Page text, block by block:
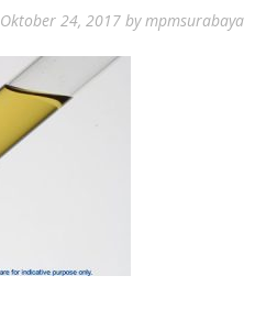
Oktober 24, 2017 bympmsurabaya